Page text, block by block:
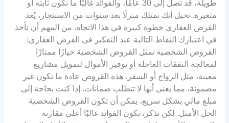
طويلة، قد تصل إلى 30 عامًا، والفوائد غالبًا ما تكون ثابتة أو
متغيرة. تخيل أنك تمتلك منزلًا بعد سنوات من الاستئجار، يُعد
القرض العقاري خطوة كبيرة في هذا الاتجاه. من المهم أن تأخذ
في اعتبارك النقاط التالية عند التفكير في القرض العقاري:
القروض الشخصية تمثل القروض الشخصية خيارًا ممتازًا
لمعالجة النفقات العاجلة أو توفير الأموال لتمويل مشاريع
معينة، مثل الزواج أو السفر. هذه القروض عادة ما تكون غير
مضمونة، مما يعني أنها لا تتطلب ضمانات. إذا كنت بحاجة إلى
مبلغ مالي بشكل سريع، يمكن أن تكون القروض الشخصية
الحل الأمثل. لكن تذكر، تكون الفوائد غالبًا أعلى مقارنة